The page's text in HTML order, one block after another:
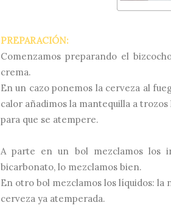
PREPARACIÓN:
Comenzamos preparando el
crema.
En un cazo ponemos la cerveza al
calor añadimos la mantequilla a
para que se atempere.
A parte en un bol mezclamos los
bicarbonato, lo mezclamos bien.
En otro bol mezclamos los líquidos: la
cerveza ya atemperada.